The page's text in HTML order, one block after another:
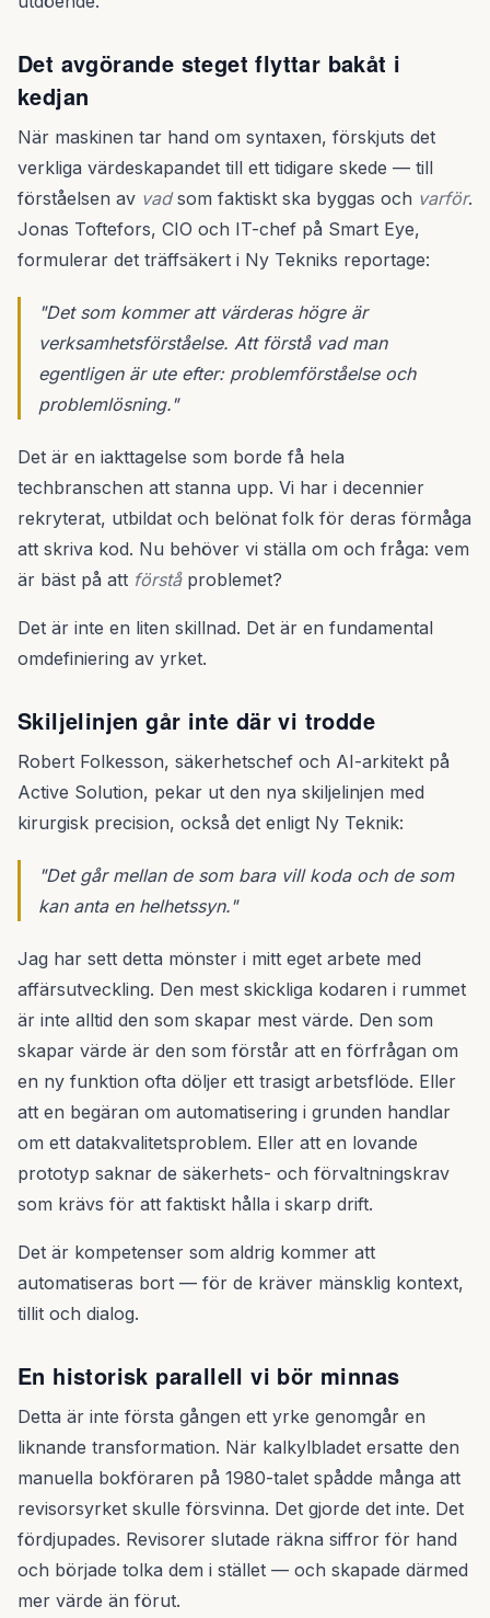
Det avgörande steget flyttar bakåt i
kedjan
När maskinen tar hand om syntaxen, förskjuts det
verkliga värdeskapandet till ett tidigare skede — till
förståelsen av vadsom faktiskt ska byggas och varför.
Jonas Toftefors, CIO och IT-chef på Smart Eye,
formulerar det träffsäkert i Ny Tekniks reportage:
"Det som kommer att värderas högre är
verksamhetsförståelse. Att förstå vad man
egentligen är ute efter: problemförståelse och
problemlösning."
Det är en iakttagelse som borde få hela
techbranschen att stanna upp. Vi har i decennier
rekryterat, utbildat och belönat folk för deras förmåga
att skriva kod. Nu behöver vi ställa om och fråga: vem
är bäst på att förståproblemet?
Det är inte en liten skillnad. Det är en fundamental
omdefiniering av yrket.
Skiljelinjen går inte där vi trodde
Robert Folkesson, säkerhetschef och AI-arkitekt på
Active Solution, pekar ut den nya skiljelinjen med
kirurgisk precision, också det enligt Ny Teknik:
"Det går mellan de som bara vill koda och de som
kan anta en helhetssyn."
Jag har sett detta mönster i mitt eget arbete med
affärsutveckling. Den mest skickliga kodaren i rummet
är inte alltid den som skapar mest värde. Den som
skapar värde är den som förstår att en förfrågan om
en ny funktion ofta döljer ett trasigt arbetsflöde. Eller
att en begäran om automatisering i grunden handlar
om ett datakvalitetsproblem. Eller att en lovande
prototyp saknar de säkerhets- och förvaltningskrav
som krävs för att faktiskt hålla i skarp drift.
Det är kompetenser som aldrig kommer att
automatiseras bort — för de kräver mänsklig kontext,
tillit och dialog.
En historisk parallell vi bör minnas
Detta är inte första gången ett yrke genomgår en
liknande transformation. När kalkylbladet ersatte den
manuella bokföraren på 1980-talet spådde många att
revisorsyrket skulle försvinna. Det gjorde det inte. Det
fördjupades. Revisorer slutade räkna siffror för hand
och började tolka dem i stället — och skapade därmed
mer värde än förut.